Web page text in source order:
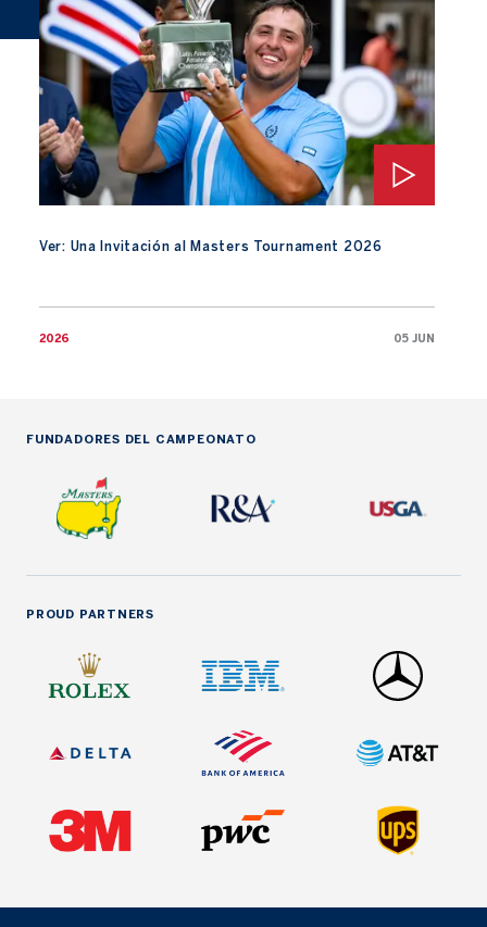
Ver: Una Invitación al Masters Tournament 2026
2026 05 JUN
FUNDADORES DEL CAMPEONATO
PROUD PARTNERS